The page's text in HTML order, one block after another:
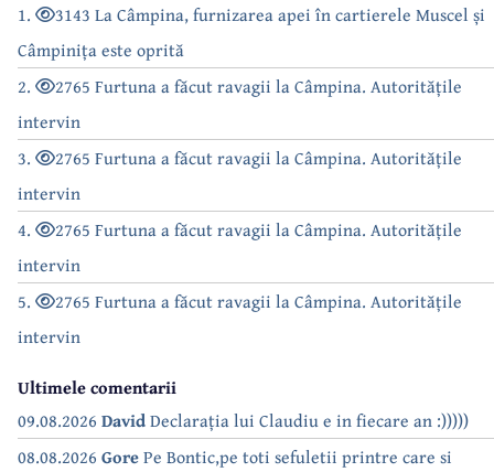
1.
3143 La Câmpina, furnizarea apei în cartierele Muscel și
Câmpinița este oprită
2.
2765 Furtuna a făcut ravagii la Câmpina. Autoritățile
intervin
3.
2765 Furtuna a făcut ravagii la Câmpina. Autoritățile
intervin
4.
2765 Furtuna a făcut ravagii la Câmpina. Autoritățile
intervin
5.
2765 Furtuna a făcut ravagii la Câmpina. Autoritățile
intervin
Ultimele comentarii
09.08.2026 DavidDeclarația lui Claudiu e in fiecare an :)))))
08.08.2026 GorePe Bontic,pe toti sefuletii printre care si